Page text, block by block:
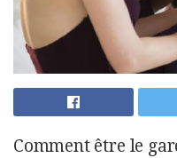
Comment être le